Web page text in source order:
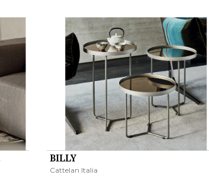
BILLY
Cattelan Italia